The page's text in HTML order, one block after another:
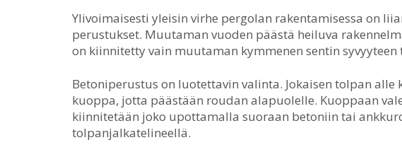
Ylivoimaisesti yleisin virhe pergolan rakentamisessa on
perustukset. Muutaman vuoden päästä heiluva
on kiinnitetty vain muutaman kymmenen sentin
Betoniperustus on luotettavin valinta. Jokaisen tolpan alle
kuoppa, jotta päästään roudan alapuolelle. Kuoppaan
kiinnitetään joko upottamalla suoraan betoniin tai
tolpanjalkatelineellä.